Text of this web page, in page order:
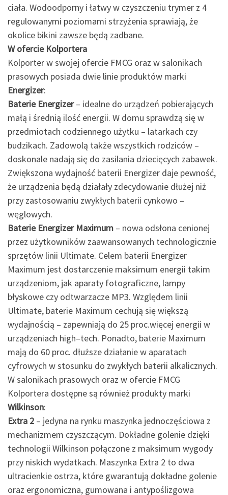
ciała. Wodoodporny i łatwy w czyszczeniu trymer z 4
regulowanymi poziomami strzyżenia sprawiają, że
okolice bikini zawsze będą zadbane.
W ofercie Kolportera
Kolporter w swojej ofercie FMCG oraz w salonikach
prasowych posiada dwie linie produktów marki
Energizer:
Baterie Energizer– idealne do urządzeń pobierających
małą i średnią ilość energii. W domu sprawdzą się w
przedmiotach codziennego użytku – latarkach czy
budzikach. Zadowolą także wszystkich rodziców –
doskonale nadają się do zasilania dziecięcych zabawek.
Zwiększona wydajność baterii Energizer daje pewność,
że urządzenia będą działały zdecydowanie dłużej niż
przy zastosowaniu zwykłych baterii cynkowo –
węglowych.
Baterie Energizer Maximum – nowa odsłona cenionej
przez użytkowników zaawansowanych technologicznie
sprzętów linii Ultimate. Celem baterii Energizer
Maximum jest dostarczenie maksimum energii takim
urządzeniom, jak aparaty fotograficzne, lampy
błyskowe czy odtwarzacze MP3. Względem linii
Ultimate, baterie Maximum cechują się większą
wydajnością – zapewniają do 25 proc.więcej energii w
urządzeniach high–tech. Ponadto, baterie Maximum
mają do 60 proc. dłuższe działanie w aparatach
cyfrowych w stosunku do zwykłych baterii alkalicznych.
W salonikach prasowych oraz w ofercie FMCG
Kolportera dostępne są również produkty marki
Wilkinson:
Extra 2 – jedyna na rynku maszynka jednoczęściowa z
mechanizmem czyszczącym. Dokładne golenie dzięki
technologii Wilkinson połączone z maksimum wygody
przy niskich wydatkach. Maszynka Extra 2 to dwa
ultracienkie ostrza, które gwarantują dokładne golenie
oraz ergonomiczna, gumowana i antypoślizgowa